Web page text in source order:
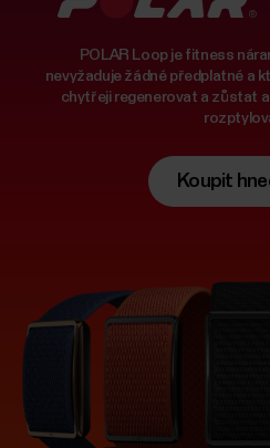
POLAR Loop je fitness
nevyžaduje žádné předplatné a
chytřeji regenerovat a zůstat
Koupit